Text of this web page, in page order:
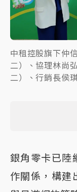
中租控股旗下仲
二）、協理林尚
二）、行銷長侯
銀角零卡已陸
作關係，構建